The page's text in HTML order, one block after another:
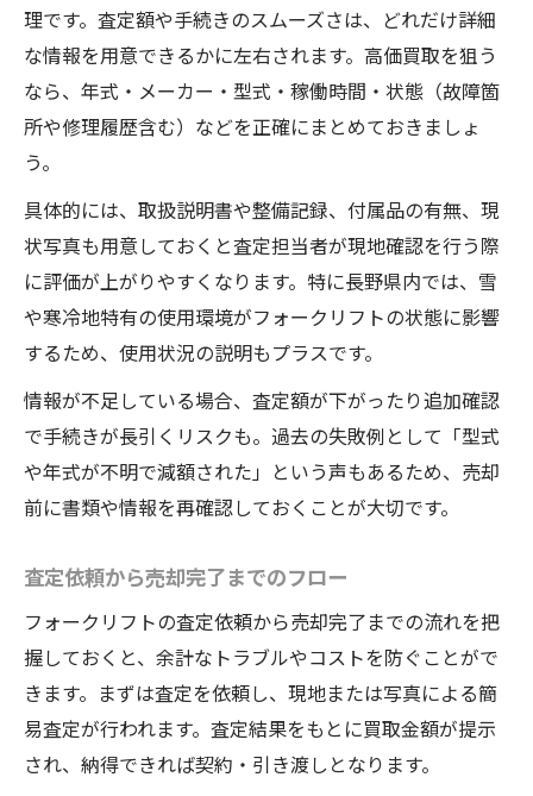
理です。査定額や手続きのスムーズさは、どれだけ詳細
な情報を用意できるかに左右されます。高価買取を狙う
なら、年式・メーカー・型式・稼働時間・状態（故障箇
所や修理履歴含む）などを正確にまとめておきましょ
う。
具体的には、取扱説明書や整備記録、付属品の有無、現
状写真も用意しておくと査定担当者が現地確認を行う際
に評価が上がりやすくなります。特に長野県内では、雪
や寒冷地特有の使用環境がフォークリフトの状態に影響
するため、使用状況の説明もプラスです。
情報が不足している場合、査定額が下がったり追加確認
で手続きが長引くリスクも。過去の失敗例として「型式
や年式が不明で減額された」という声もあるため、売却
前に書類や情報を再確認しておくことが大切です。
査定依頼から売却完了までのフロー
フォークリフトの査定依頼から売却完了までの流れを把
握しておくと、余計なトラブルやコストを防ぐことがで
きます。まずは査定を依頼し、現地または写真による簡
易査定が行われます。査定結果をもとに買取金額が提示
され、納得できれば契約・引き渡しとなります。